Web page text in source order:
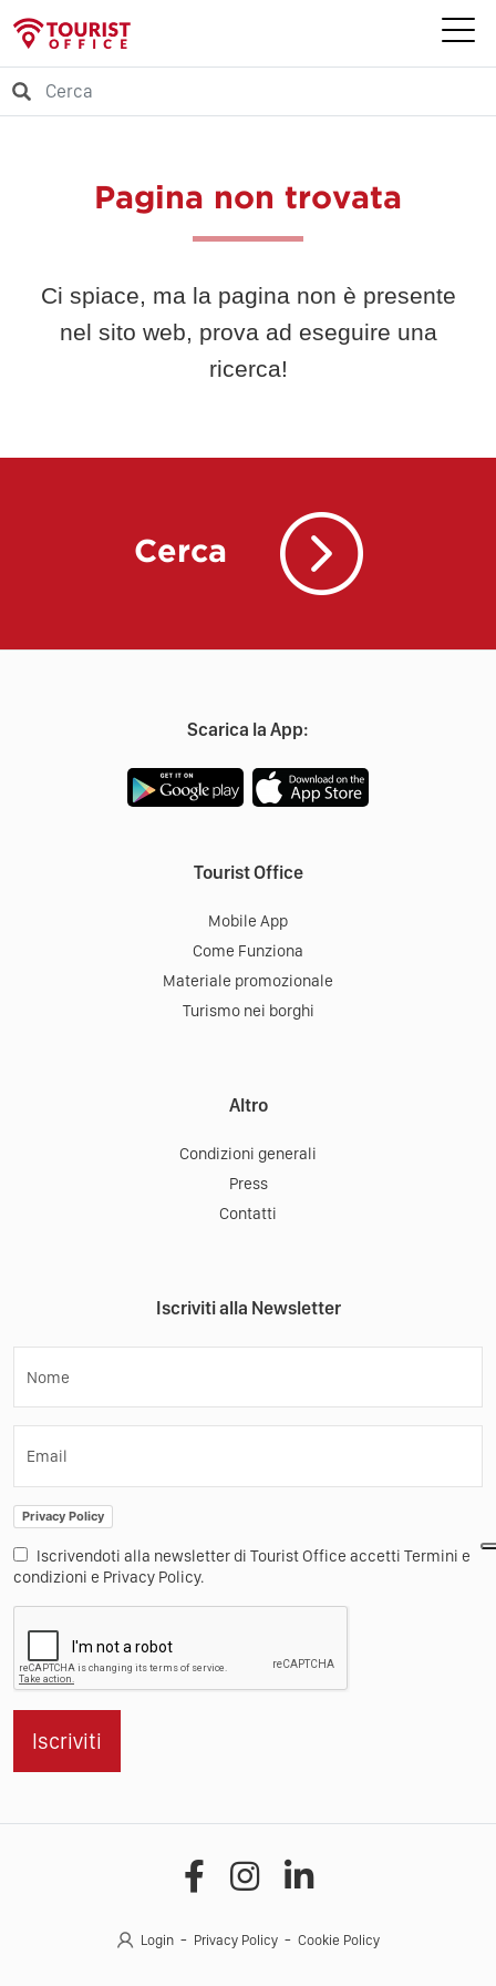
Pagina non trovata
Ci spiace, ma la pagina non è presente
nel sito web, prova ad eseguire una
ricerca!
Cerca
Scarica la App:
Tourist Office
Mobile App
Come Funziona
Materiale promozionale
Turismo nei borghi
Altro
Condizioni generali
Press
Contatti
Iscriviti alla Newsletter
Nome
Email
Privacy Policy
Iscrivendoti alla newsletter di Tourist Office accetti Termini e
condizioni e Privacy Policy.
Iscriviti
Login Privacy Policy Cookie Policy